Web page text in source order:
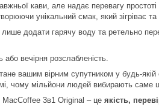
кави, але надає перевагу простоті
унікальний смак, який зігріває та
додати гарячу воду та ретельно
вечірня розслабленість.
вашим вірним супутником у будь-якій
чому мільйони людей вибирають саме
3в1 Original – це якість,